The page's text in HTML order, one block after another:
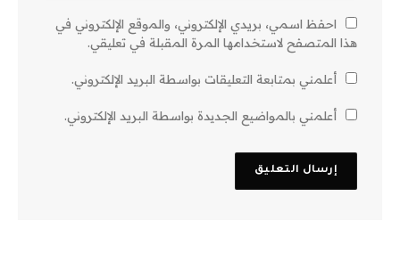
احفظ اسمي، بريدي الإلكتروني، والموقع الإلكتروني في
هذا المتصفح لاستخدامها المرة المقبلة في تعليقي.
أعلمني بمتابعة التعليقات بواسطة البريد الإلكتروني.
أعلمني بالمواضيع الجديدة بواسطة البريد الإلكتروني.